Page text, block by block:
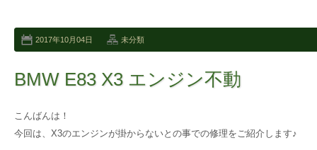
2017年10月04日 未分類
BMW E83 X3 エンジン不動
こんばんは！
今回は、X3のエンジンが掛からないとの事での修理をご紹介します♪